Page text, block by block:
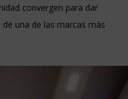
convergen para dar
una de las marcas más